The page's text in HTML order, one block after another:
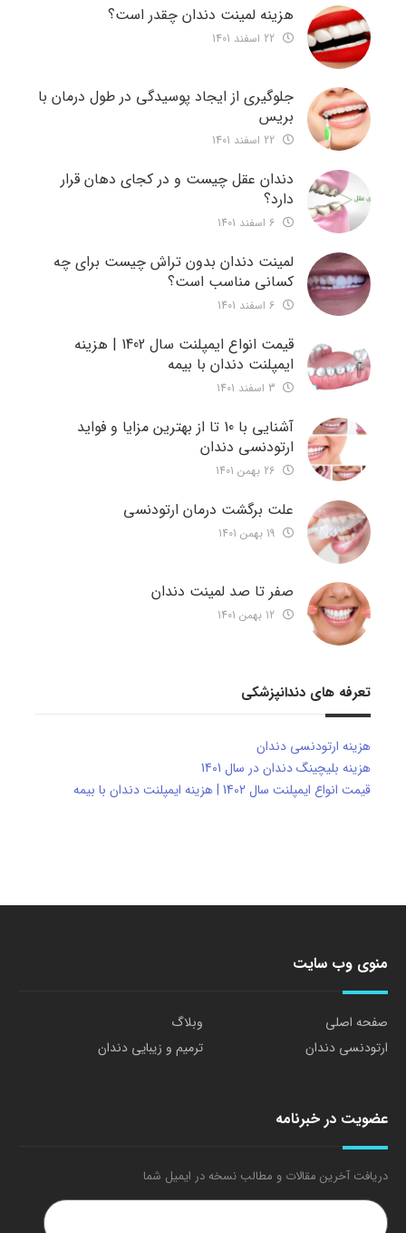
هزینه لمینت دندان چقدر است؟
جلوگیری از ایجاد پوسیدگی در طول درمان با
بریس
دندان عقل چیست و در کجای دهان قرار
دارد؟
لمینت دندان بدون تراش چیست برای چه
کسانی مناسب است؟
قیمت انواع ایمپلنت سال 1402 | هزینه
ایمپلنت دندان با بیمه
آشنایی با 10 تا از بهترین مزایا و فواید
ارتودنسی دندان
علت برگشت درمان ارتودنسی
صفر تا صد لمینت دندان
تعرفه های دندانپزشکی
هزینه ارتودنسی دندان
هزینه بلیچینگ دندان در سال 1401
قیمت انواع ایمپلنت سال 1402 | هزینه ایمپلنت دندان با بیمه
منوی وب سایت
صفحه اصلی
وبلاگ
ارتودنسی دندان
ترمیم و زیبایی دندان
عضویت در خبرنامه
دریافت آخرین مقالات و مطالب نسخه در ایمیل شما